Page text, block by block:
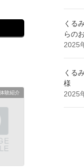
体験紹介
くる
らの
2025
くる
様
2025